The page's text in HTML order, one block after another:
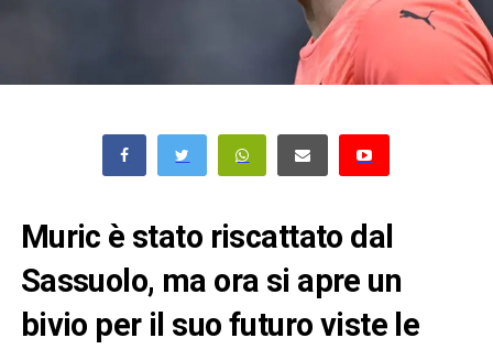
Muric è stato riscattato dal
Sassuolo, ma ora si apre un
bivio per il suo futuro viste le